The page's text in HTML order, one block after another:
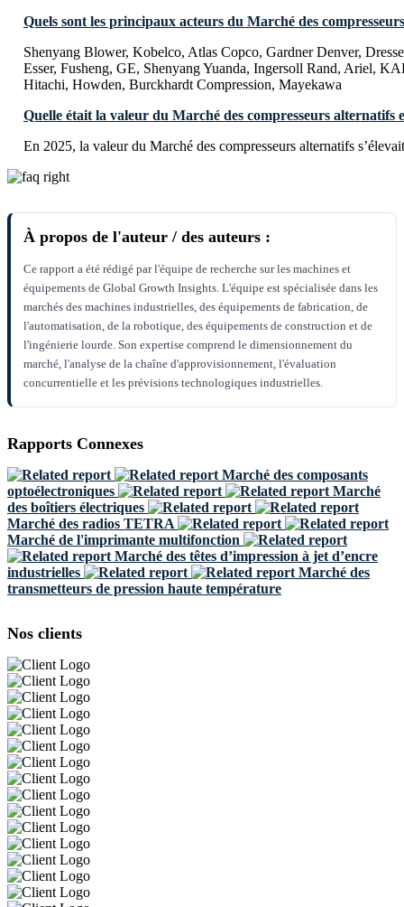
Quels sont les principaux acteurs du Marché des
Shenyang Blower, Kobelco, Atlas Copco, Gardner Denver,
Esser, Fusheng, GE, Shenyang Yuanda, Ingersoll Rand, Ariel,
Hitachi, Howden, Burckhardt Compression, Mayekawa
Quelle était la valeur du Marché des compresseurs alternatifs
En 2025, la valeur du Marché des compresseurs alternatifs
À propos de l'auteur / des auteurs :
Ce rapport a été rédigé par l'équipe de recherche sur les machines et
équipements de Global Growth Insights. L'équipe est spécialisée dans les
marchés des machines industrielles, des équipements de fabrication, de
l'automatisation, de la robotique, des équipements de construction et de
l'ingénierie lourde. Son expertise comprend le dimensionnement du
marché, l'analyse de la chaîne d'approvisionnement, l'évaluation
concurrentielle et les prévisions technologiques industrielles.
Rapports Connexes
Marché des composants
optoélectroniques
Marché
des boîtiers électriques
Marché des radios TETRA
Marché de l'imprimante multifonction
Marché des têtes d’impression à jet d’encre
industrielles
Marché des
transmetteurs de pression haute température
Nos clients